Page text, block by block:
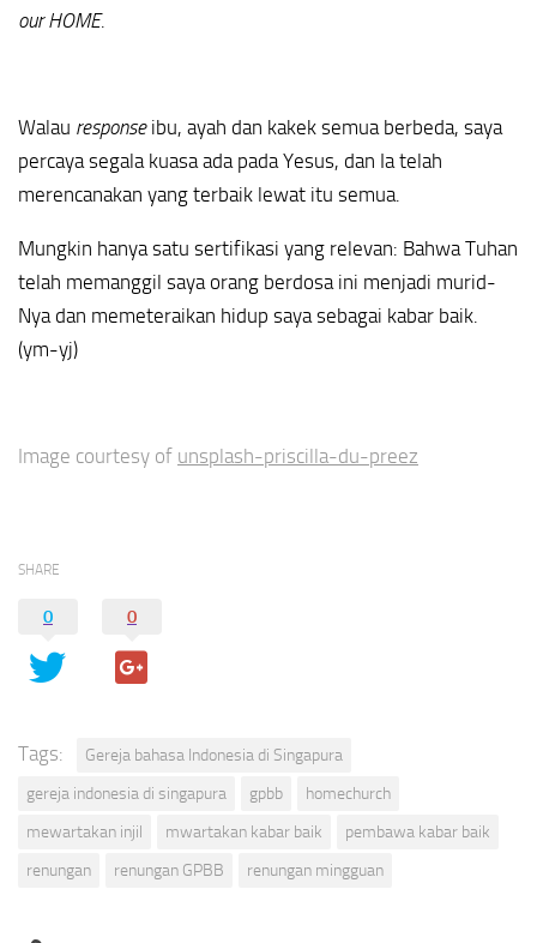
our HOME.
Walau responseibu, ayah dan kakek semua berbeda, saya
percaya segala kuasa ada pada Yesus, dan Ia telah
merencanakan yang terbaik lewat itu semua.
Mungkin hanya satu sertifikasi yang relevan: Bahwa Tuhan
telah memanggil saya orang berdosa ini menjadi murid-
Nya dan memeteraikan hidup saya sebagai kabar baik.
(ym-yj)
Image courtesy of unsplash-priscilla-du-preez
SHARE
0 0
Tags:
Gereja bahasa Indonesia di Singapura
gereja indonesia di singapura
gpbb
homechurch
mewartakan injil
mwartakan kabar baik
pembawa kabar baik
renungan
renungan GPBB renungan mingguan